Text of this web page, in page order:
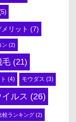
リット (7)
ン (2)
毛 (21)
(4) モウダス (3)
ルス (26)
較ランキング (2)